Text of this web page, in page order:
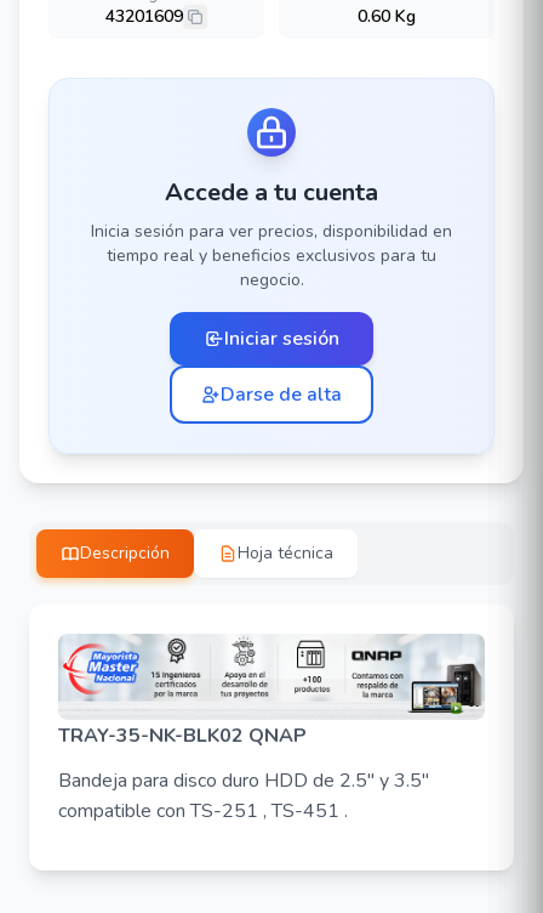
43201609 0.60 Kg
Accede a tu cuenta
Inicia sesión para ver precios, disponibilidad en
tiempo real y beneficios exclusivos para tu
negocio.
Iniciar sesión
Darse de alta
Descripción Hoja técnica
TRAY-35-NK-BLK02 QNAP
Bandeja para disco duro HDD de 2.5" y 3.5"
compatible con TS-251 , TS-451 .